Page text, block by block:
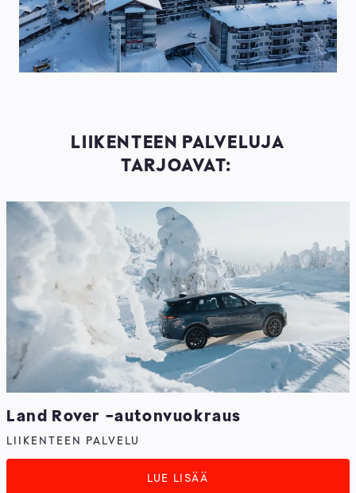
LIIKENTEEN PALVELUJA
TARJOAVAT:
Land Rover -autonvuokraus
LIIKENTEEN PALVELU
LUE LISÄÄ